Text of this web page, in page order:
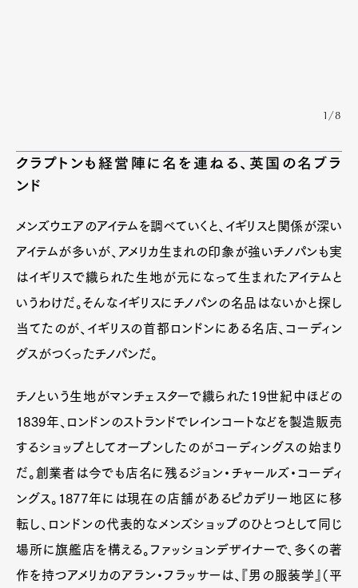
1/8
クラプトンも経営陣に名を連ねる、英国の名ブラ
ンド
メンズウエアのアイテムを調べていくと、イギリスと関係が深い
アイテムが多いが、アメリカ生まれの印象が強いチノパンも実
はイギリスで織られた生地が元になって生まれたアイテムと
いうわけだ。そんなイギリスにチノパンの名品はないかと探し
当てたのが、イギリスの首都ロンドンにある名店、コーディン
グスがつくったチノパンだ。
チノという生地がマンチェスターで織られた19世紀中ほどの
1839年、ロンドンのストランドでレインコートなどを製造販売
するショップとしてオープンしたのがコーディングスの始まり
だ。創業者は今でも店名に残るジョン・チャールズ・コーディ
ングス。1877年には現在の店舗があるピカデリー地区に移
転し、ロンドンの代表的なメンズショップのひとつとして同じ
場所に旗艦店を構える。ファッションデザイナーで、多くの著
作を持つアメリカのアラン・フラッサーは、『男の服装学』（平